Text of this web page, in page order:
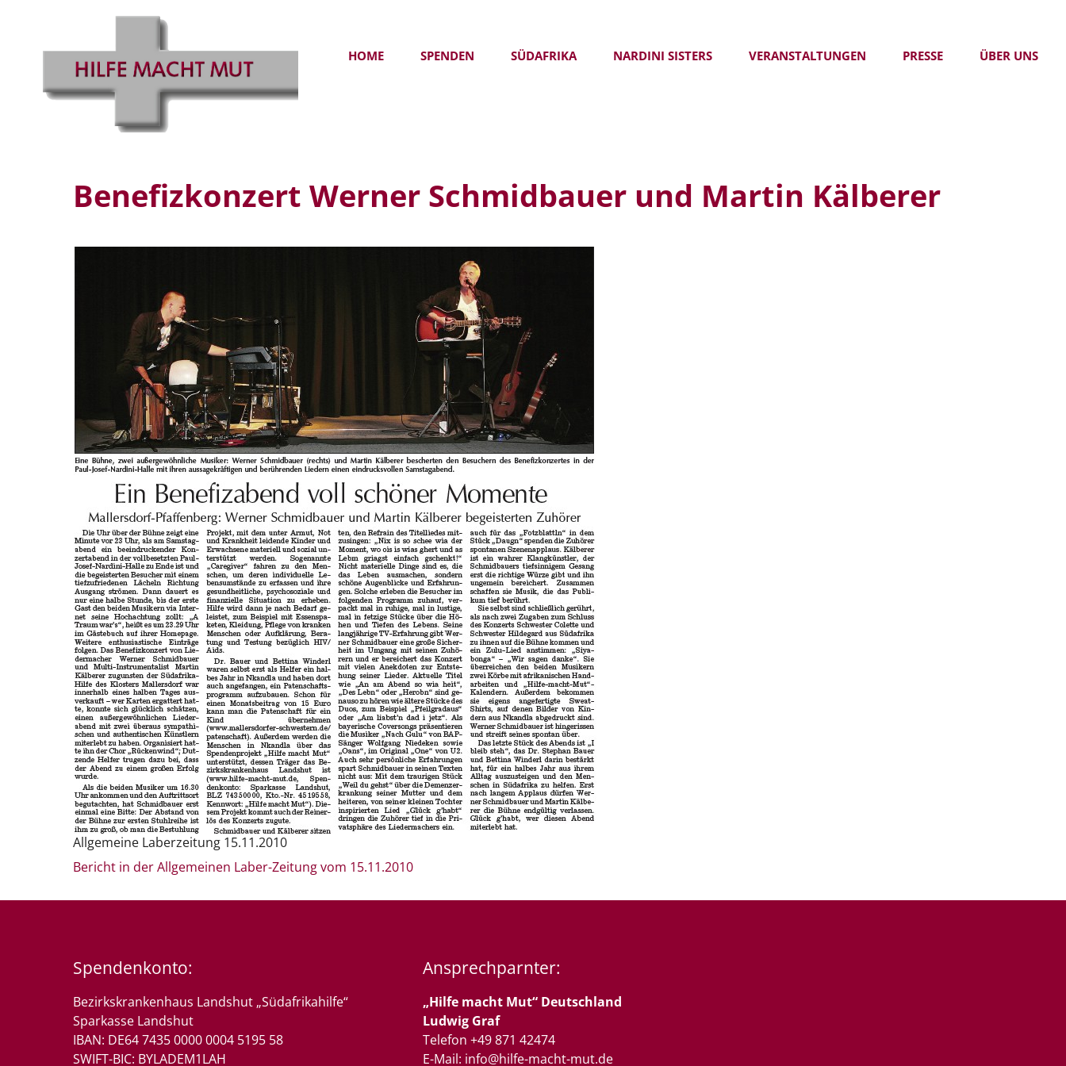
HOME SPENDEN SÜDAFRIKA NARDINI SISTERS VERANSTALTUNGEN PRESSE ÜBER UNS
Benefizkonzert Werner Schmidbauer und Martin Kälberer
Allgemeine Laberzeitung 15.11.2010
Bericht in der Allgemeinen Laber-Zeitung vom 15.11.2010
Spendenkonto:
Bezirkskrankenhaus Landshut „Südafrikahilfe“
Sparkasse Landshut
IBAN: DE64 7435 0000 0004 5195 58
SWIFT-BIC: BYLADEM1LAH
Ansprechparnter:
„Hilfe macht Mut“ Deutschland
Ludwig Graf
Telefon +49 871 42474
E-Mail: info@hilfe-macht-mut.de